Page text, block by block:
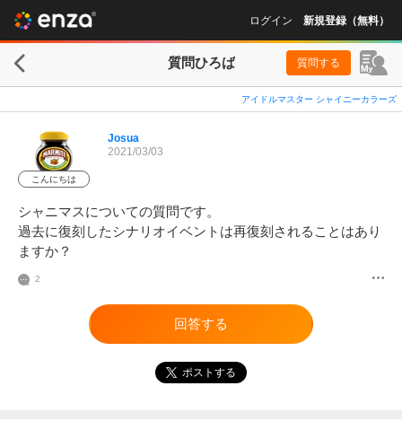
ログイン 新規登録（無料）
質問ひろば 質問する
アイドルマスター シャイニーカラーズ
こんにちは
Josua
2021/03/03
シャニマスについての質問です。
過去に復刻したシナリオイベントは再復刻されることはあり
ますか？
2
回答する
ポストする